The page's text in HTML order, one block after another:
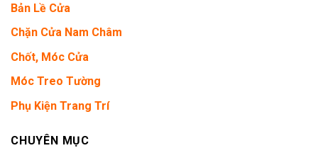
Bản Lề Cửa
Chặn Cửa Nam Châm
Chốt, Móc Cửa
Móc Treo Tường
Phụ Kiện Trang Trí
CHUYÊN MỤC